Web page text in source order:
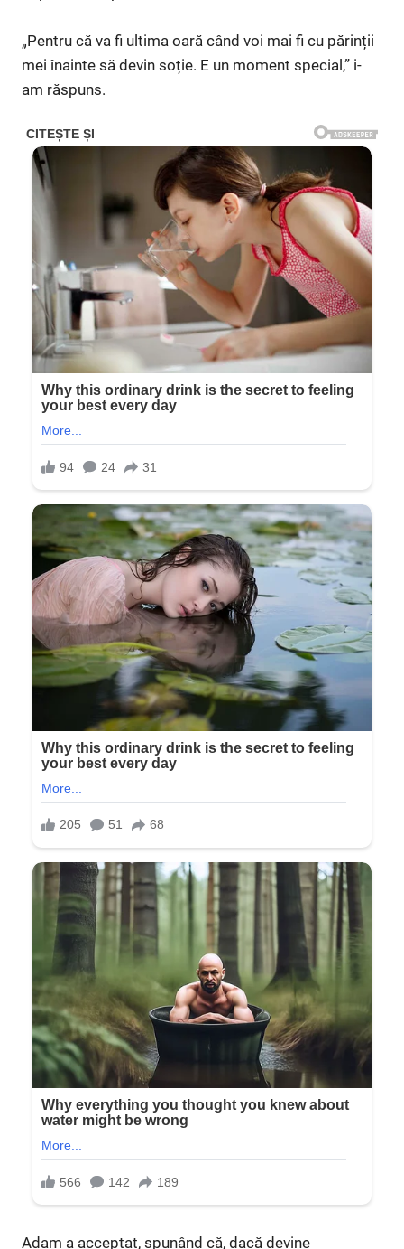
„Pentru că va fi ultima oară când voi mai fi cu părinții
mei înainte să devin soție. E un moment special,” i-
am răspuns.
Adam a acceptat, spunând că, dacă devine